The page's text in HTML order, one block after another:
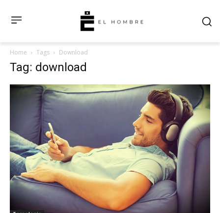
Home Tags Download
Tag: download